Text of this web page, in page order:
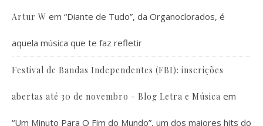
Artur W em “Diante de Tudo”, da Organoclorados, é
aquela música que te faz refletir
Festival de Bandas Independentes (FBI): inscrições
abertas até 30 de novembro - Blog Letra e Música em
“Um Minuto Para O Fim do Mundo”, um dos maiores hits do